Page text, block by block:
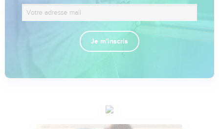
Je m'inscris